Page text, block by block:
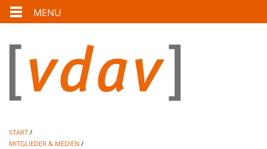
MENU
START
MITGLIEDER & MEDIEN